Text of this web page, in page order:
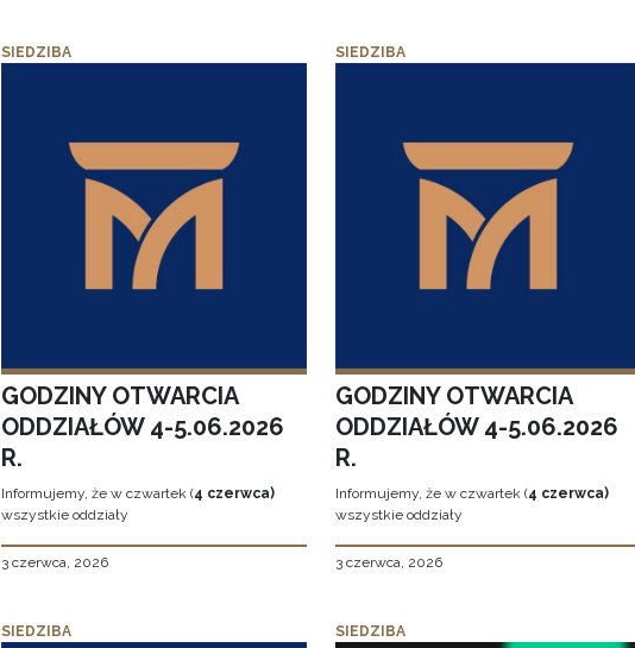
SIEDZIBA
GODZINY OTWARCIA
ODDZIAŁÓW 4-5.06.2026
R.
Informujemy, że w czwartek (4 czerwca)
wszystkie oddziały
3 czerwca, 2026
SIEDZIBA
GODZINY OTWARCIA
ODDZIAŁÓW 4-5.06.2026
R.
Informujemy, że w czwartek (4 czerwca)
wszystkie oddziały
3 czerwca, 2026
SIEDZIBA SIEDZIBA